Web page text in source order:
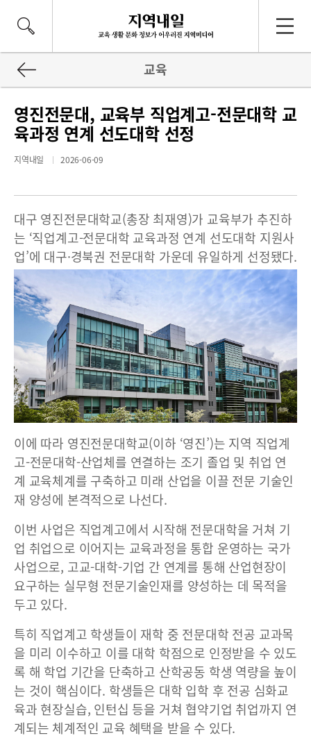
교육
영진전문대, 교육부 직업계고-전문대학 교
육과정 연계 선도대학 선정
지역내일 2026-06-09
대구 영진전문대학교(총장 최재영)가 교육부가 추진하
는 ‘직업계고-전문대학 교육과정 연계 선도대학 지원사
업’에 대구·경북권 전문대학 가운데 유일하게 선정됐다.
이에 따라 영진전문대학교(이하 ‘영진’)는 지역 직업계
고-전문대학-산업체를 연결하는 조기 졸업 및 취업 연
계 교육체계를 구축하고 미래 산업을 이끌 전문 기술인
재 양성에 본격적으로 나선다.
이번 사업은 직업계고에서 시작해 전문대학을 거쳐 기
업 취업으로 이어지는 교육과정을 통합 운영하는 국가
사업으로, 고교-대학-기업 간 연계를 통해 산업현장이
요구하는 실무형 전문기술인재를 양성하는 데 목적을
두고 있다.
특히 직업계고 학생들이 재학 중 전문대학 전공 교과목
을 미리 이수하고 이를 대학 학점으로 인정받을 수 있도
록 해 학업 기간을 단축하고 산학공동 학생 역량을 높이
는 것이 핵심이다. 학생들은 대학 입학 후 전공 심화교
육과 현장실습, 인턴십 등을 거쳐 협약기업 취업까지 연
계되는 체계적인 교육 혜택을 받을 수 있다.